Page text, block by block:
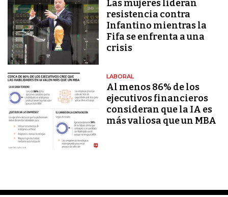
Las mujeres lideran
resistencia contra
Infantino mientras la
Fifa se enfrenta a una
crisis
LABORAL
Al menos 86% de los
ejecutivos financieros
consideran que la IA es
más valiosa que un MBA